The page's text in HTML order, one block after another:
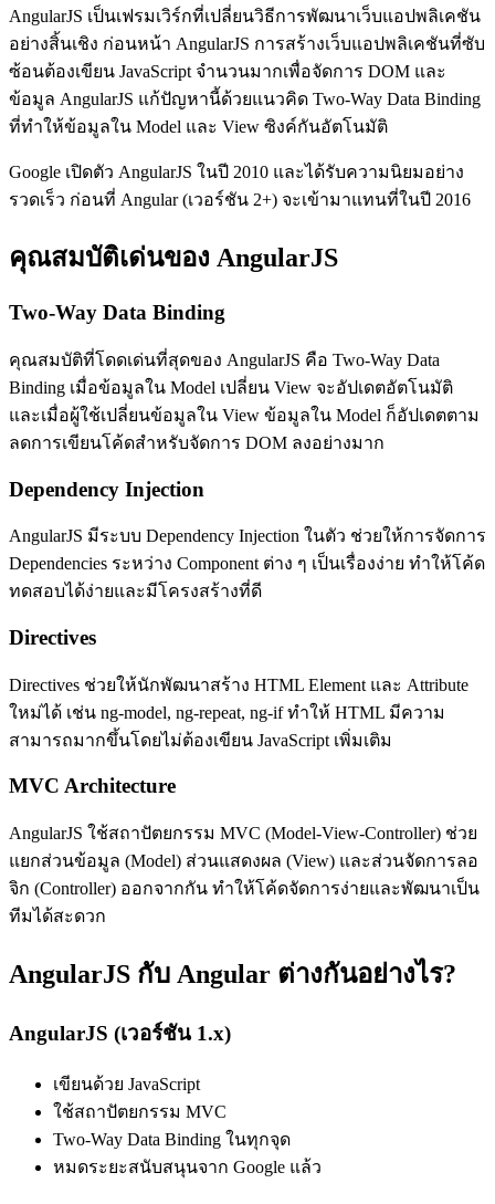
AngularJS เป็นเฟรมเวิร์กที่เปลี่ยนวิธีการพัฒนาเว็บแอปพลิเคชัน
อย่างสิ้นเชิง ก่อนหน้า AngularJS การสร้างเว็บแอปพลิเคชันที่ซับ
ซ้อนต้องเขียน JavaScript จำนวนมากเพื่อจัดการ DOM และ
ข้อมูล AngularJS แก้ปัญหานี้ด้วยแนวคิด Two-Way Data Binding
ที่ทำให้ข้อมูลใน Model และ View ซิงค์กันอัตโนมัติ
Google เปิดตัว AngularJS ในปี 2010 และได้รับความนิยมอย่าง
รวดเร็ว ก่อนที่ Angular (เวอร์ชัน 2+) จะเข้ามาแทนที่ในปี 2016
คุณสมบัติเด่นของ AngularJS
Two-Way Data Binding
คุณสมบัติที่โดดเด่นที่สุดของ AngularJS คือ Two-Way Data
Binding เมื่อข้อมูลใน Model เปลี่ยน View จะอัปเดตอัตโนมัติ
และเมื่อผู้ใช้เปลี่ยนข้อมูลใน View ข้อมูลใน Model ก็อัปเดตตาม
ลดการเขียนโค้ดสำหรับจัดการ DOM ลงอย่างมาก
Dependency Injection
AngularJS มีระบบ Dependency Injection ในตัว ช่วยให้การจัดการ
Dependencies ระหว่าง Component ต่าง ๆ เป็นเรื่องง่าย ทำให้โค้ด
ทดสอบได้ง่ายและมีโครงสร้างที่ดี
Directives
Directives ช่วยให้นักพัฒนาสร้าง HTML Element และ Attribute
ใหม่ได้ เช่น ng-model, ng-repeat, ng-if ทำให้ HTML มีความ
สามารถมากขึ้นโดยไม่ต้องเขียน JavaScript เพิ่มเติม
MVC Architecture
AngularJS ใช้สถาปัตยกรรม MVC (Model-View-Controller) ช่วย
แยกส่วนข้อมูล (Model) ส่วนแสดงผล (View) และส่วนจัดการลอ
จิก (Controller) ออกจากกัน ทำให้โค้ดจัดการง่ายและพัฒนาเป็น
ทีมได้สะดวก
AngularJS กับ Angular ต่างกันอย่างไร?
AngularJS (เวอร์ชัน 1.x)
เขียนด้วย JavaScript
ใช้สถาปัตยกรรม MVC
Two-Way Data Binding ในทุกจุด
หมดระยะสนับสนุนจาก Google แล้ว